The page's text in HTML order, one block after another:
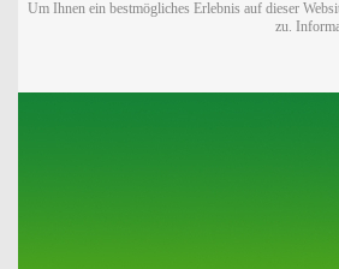
Um Ihnen ein bestmögliches Erlebnis auf dieser
zu.